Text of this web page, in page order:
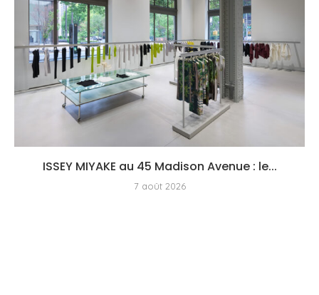
ISSEY MIYAKE au 45 Madison Avenue : le...
7 août 2026